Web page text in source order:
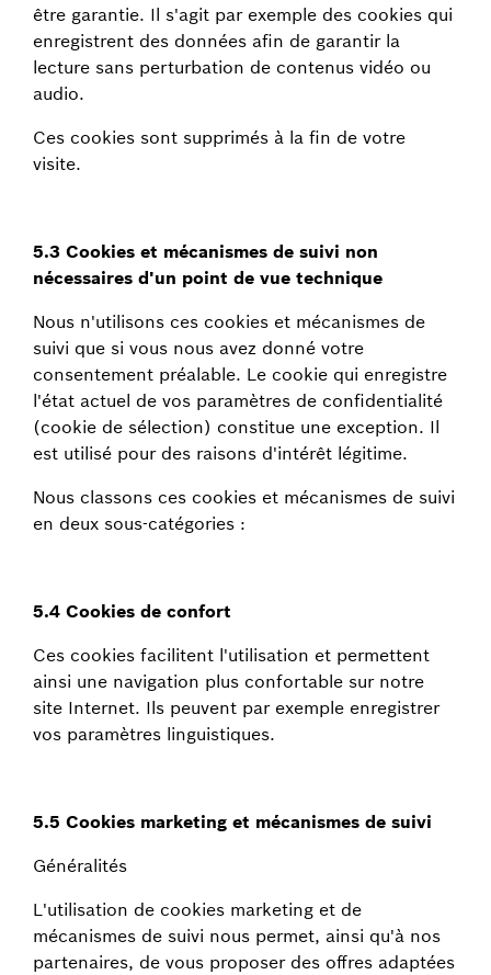
être garantie. Il s'agit par exemple des cookies qui
enregistrent des données afin de garantir la
lecture sans perturbation de contenus vidéo ou
audio.
Ces cookies sont supprimés à la fin de votre
visite.
5.3 Cookies et mécanismes de suivi non
nécessaires d'un point de vue technique
Nous n'utilisons ces cookies et mécanismes de
suivi que si vous nous avez donné votre
consentement préalable. Le cookie qui enregistre
l'état actuel de vos paramètres de confidentialité
(cookie de sélection) constitue une exception. Il
est utilisé pour des raisons d'intérêt légitime.
Nous classons ces cookies et mécanismes de suivi
en deux sous-catégories :
5.4 Cookies de confort
Ces cookies facilitent l'utilisation et permettent
ainsi une navigation plus confortable sur notre
site Internet. Ils peuvent par exemple enregistrer
vos paramètres linguistiques.
5.5 Cookies marketing et mécanismes de suivi
Généralités
L'utilisation de cookies marketing et de
mécanismes de suivi nous permet, ainsi qu'à nos
partenaires, de vous proposer des offres adaptées